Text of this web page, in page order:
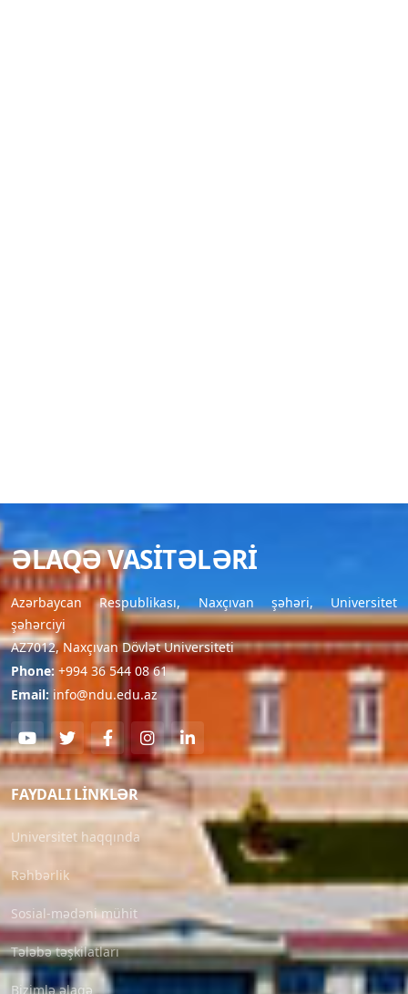
ƏLAQƏ VASITƏLƏRI
Azərbaycan Respublikası, Naxçıvan şəhəri, Universitet
şəhərciyi
AZ7012, Naxçıvan Dövlət Universiteti
Phone: +994 36 544 08 61
Email: info@ndu.edu.az
FAYDALI LINKLƏR
Universitet haqqında
Rəhbərlik
Sosial-mədəni mühit
Tələbə təşkilatları
Bizimlə əlaqə